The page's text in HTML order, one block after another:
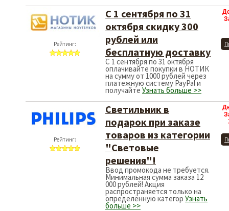
Рейтинг:
С 1 сентября по 31
октября скидку 300
рублей или
бесплатную доставку
С 1 сентября по 31 октября
оплачивайте покупки в НОТИК
на сумму от 1000 рублей через
платежную систему PayPal и
получайте Узнать больше >>
Рейтинг:
Светильник в
подарок при заказе
товаров из категории
"Световые
решения"!
Ввод промокода не требуется.
Минимальная сумма заказа 12
000 рублей! Акция
распространяется только на
определённую категор Узнать
больше >>